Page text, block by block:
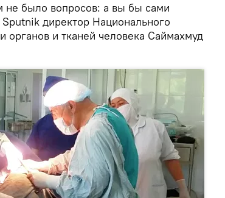
не было вопросов: а вы бы сами
директор Национального
органов и тканей человека Саймахмуд